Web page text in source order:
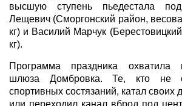
высшую ступень пьедестала
Лещевич (Сморгонский район,
кг) и Василий Марчук
кг).
Программа праздника охватила
шлюза Домбровка. Те, кто не
спортивных состязаний, катал своих